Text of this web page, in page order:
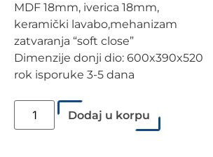
MDF 18mm, iverica 18mm,
keramički lavabo,mehanizam
zatvaranja “soft close”
Dimenzije donji dio: 600x390x520
rok isporuke 3-5 dana
Dodaj u korpu